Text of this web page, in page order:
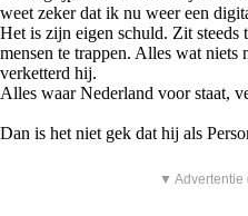
weet zeker dat ik nu weer een
Het is zijn eigen schuld. Zit steeds
mensen te trappen. Alles wat niets
verketterd hij.
Alles waar Nederland voor staat,
Dan is het niet gek dat hij als
▼ Advertentie